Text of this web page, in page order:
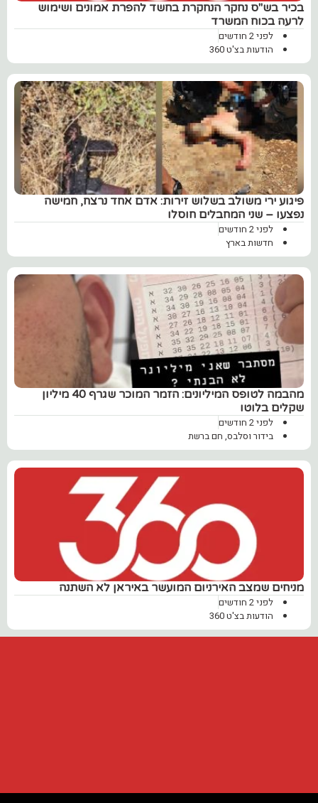
בכיר בש"ס נחקר הנחקרת בחשד להפרת אמונים ושימוש
לרעה בכוח המשרד
לפני 2 חודשים
הודעות בצ'ט 360
פיגוע ירי משולב בשלוש זירות: אדם אחד נרצח, חמישה
נפצעו – שני המחבלים חוסלו
לפני 2 חודשים
חדשות בארץ
מהבמה לטופס המיליונים: הזמר המוכר שגרף 40 מיליון
שקלים בלוטו
לפני 2 חודשים
בידור וסלבס, חם ברשת
מניחים שמצב האירניום המועשר באיראן לא השתנה
לפני 2 חודשים
הודעות בצ'ט 360